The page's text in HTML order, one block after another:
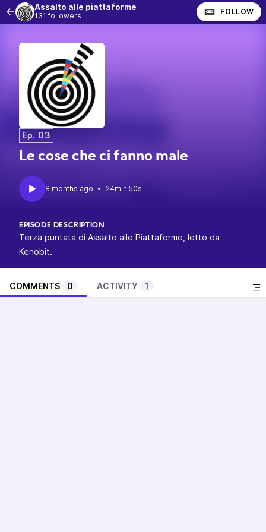
Assalto alle piattaforme
131 followers FOLLOW
Ep. 03
Le cose che ci fanno male
• 24min 50s
EPISODE DESCRIPTION
Terza puntata di Assalto alle Piattaforme, letto da
Kenobit.
COMMENTS 0 ACTIVITY 1